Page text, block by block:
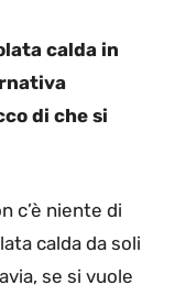
calda in
di che si
c’è niente di
calda da soli
se si vuole